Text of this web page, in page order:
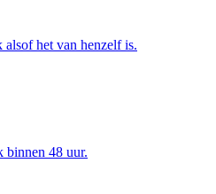
alsof het van henzelf is.
binnen 48 uur.